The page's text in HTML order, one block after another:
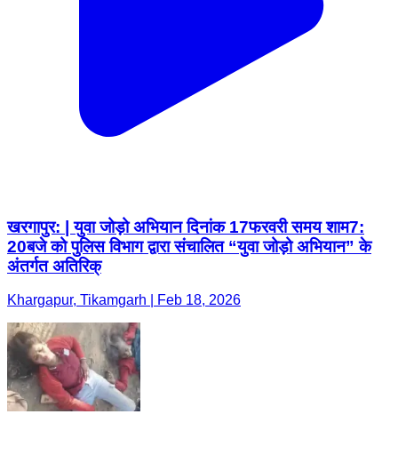
खरगापुर: | युवा जोड़ो अभियान दिनांक 17फरवरी समय शाम7:
20बजे को पुलिस विभाग द्वारा संचालित “युवा जोड़ो अभियान” के
अंतर्गत अतिरिक्
Khargapur, Tikamgarh | Feb 18, 2026